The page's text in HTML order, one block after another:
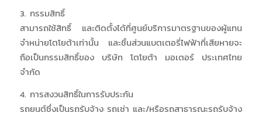
3. กรรมสิทธิ์
สามารถใช้สิทธิ์ และติดตั้งได้ที่ศูนย์บริการมาตรฐานของผู้แทน
จำหน่ายโตโยต้าเท่านั้น และชิ้นส่วนแบตเตอรี่ไฟฟ้าที่เสียหายจะ
ถือเป็นกรรมสิทธิ์ของ บริษัท โตโยต้า มอเตอร์ ประเทศไทย
จำกัด
4. การสงวนสิทธิ์ในการรับประกัน
รถยนต์ซึ่งเป็นรถรับจ้าง รถเช่า และ/หรือรถสาธารณะรถรับจ้าง